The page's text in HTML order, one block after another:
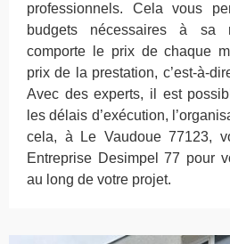
professionnels. Cela vous
budgets nécessaires à sa
comporte le prix de chaque
prix de la prestation, c’est-à-
Avec des experts, il est
les délais d’exécution,
cela, à Le Vaudoue 77123,
Entreprise Desimpel 77 pour
au long de votre projet.